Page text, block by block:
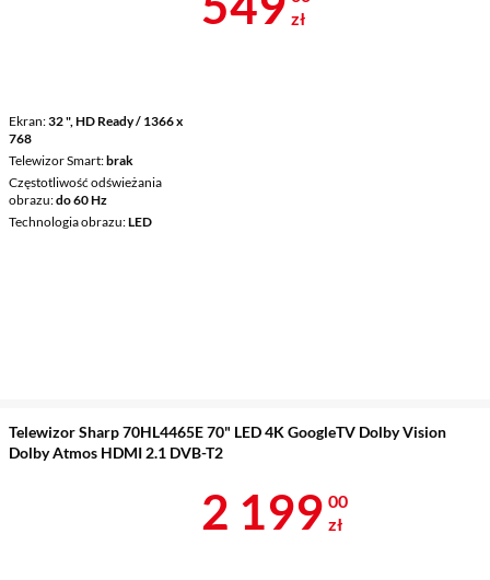
Ekran 32 ", HD Ready / 1366 x
768
Telewizor Smart brak
Częstotliwość odświeżania
obrazu do 60 Hz
Technologia obrazu LED
zł
Telewizor Sharp 70HL4465E 70" LED 4K GoogleTV Dolby Vision
Dolby Atmos HDMI 2.1 DVB-T2
Cena 2 199 zł
2 199 00
zł